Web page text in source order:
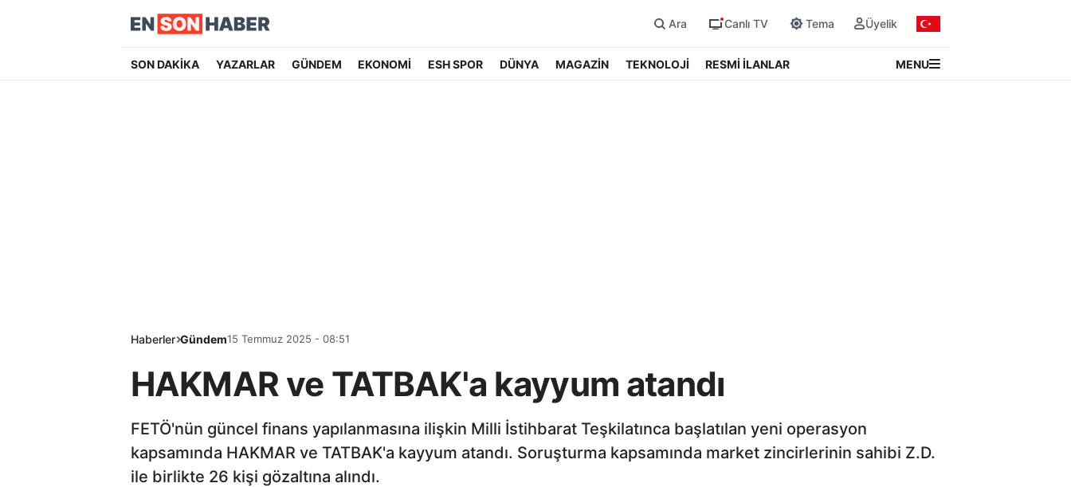
Ara Canlı TV Tema Üyelik
SON DAKİKA YAZARLAR GÜNDEM EKONOMİ ESH SPOR DÜNYA MAGAZİN TEKNOLOJİ RESMİ İLANLAR MENU
Haberler Gündem15 Temmuz 2025 - 08:51
HAKMAR ve TATBAK'a kayyum atandı
FETÖ'nün güncel finans yapılanmasına ilişkin Milli İstihbarat Teşkilatınca başlatılan yeni operasyon
kapsamında HAKMAR ve TATBAK'a kayyum atandı. Soruşturma kapsamında market zincirlerinin sahibi Z.D.
ile birlikte 26 kişi gözaltına alındı.